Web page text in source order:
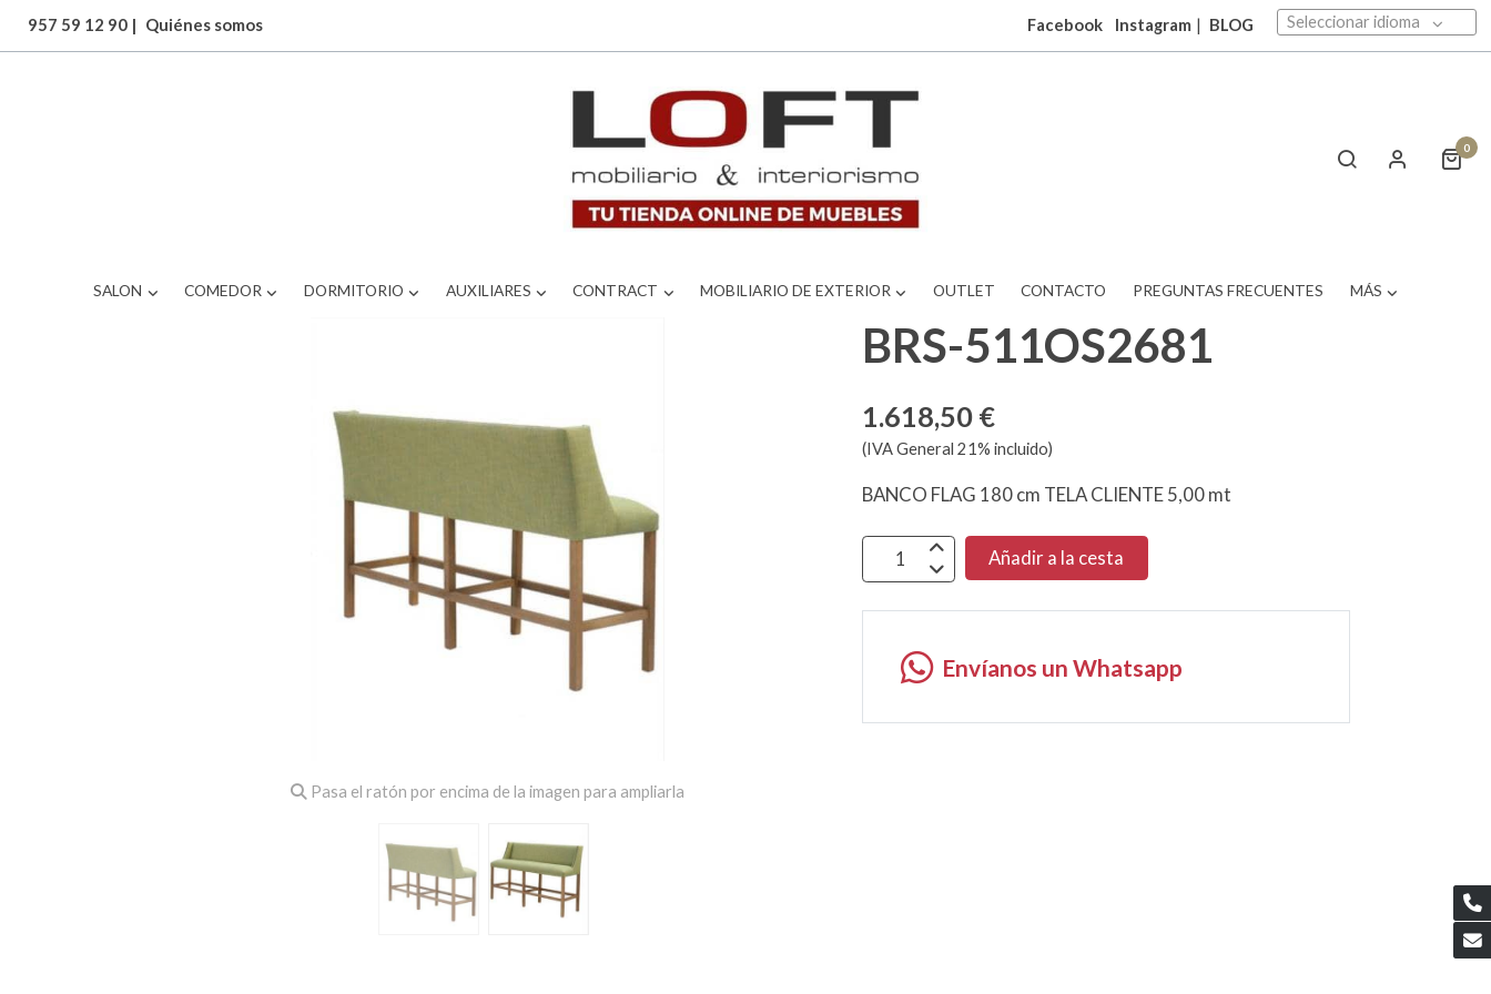
957 59 12 90 | Quiénes somos Facebook Instagram | BLOG Seleccionar idioma
0
SALON COMEDOR DORMITORIO AUXILIARES CONTRACT MOBILIARIO DE EXTERIOR OUTLET CONTACTO PREGUNTAS FRECUENTES MÁS
Pasa el ratón por encima de la imagen para ampliarla
BRS-511OS2681
1.618,50 €
(IVA General 21% incluido)
BANCO FLAG 180 cm TELA CLIENTE 5,00 mt
Añadir a la cesta
Envíanos un Whatsapp